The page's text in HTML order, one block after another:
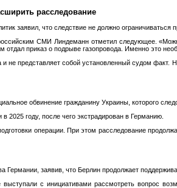
расследование
заявил, что следствие не должно
СМИ Линдеманн отметил следующее.
отдал приказ о подрыве газопровода. Именно это
не представляет собой установленный судом факт.
обвинение гражданину Украины, которого
году, после чего экстрадирован в Германию.
операции. При этом расследование
Германии, заявив, что Берлин продолжает
выступали с инициативами рассмотреть вопрос